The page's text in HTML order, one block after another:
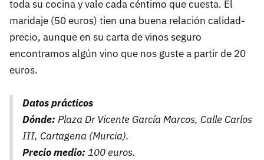
toda su cocina y vale cada céntimo que cuesta. El
maridaje (50 euros) tien una buena relación calidad-
precio, aunque en su carta de vinos seguro
encontramos algún vino que nos guste a partir de 20
euros.
Datos prácticos
Dónde: Plaza Dr Vicente García Marcos, Calle Carlos
III, Cartagena (Murcia).
Precio medio: 100 euros.